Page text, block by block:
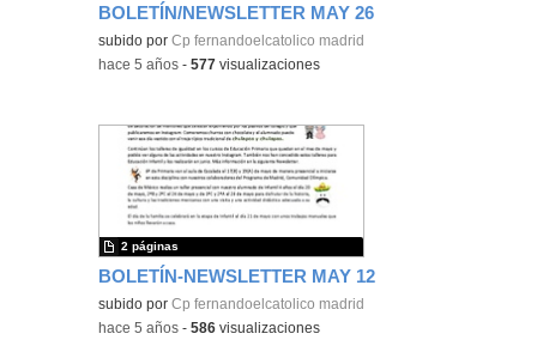
BOLETÍN/NEWSLETTER MAY 26
subido porCp fernandoelcatolico madrid
-hace 5 años -577 visualizaciones
BOLETÍN-NEWSLETTER MAY 12
subido porCp fernandoelcatolico madrid
2 páginas
-hace 5 años -586 visualizaciones